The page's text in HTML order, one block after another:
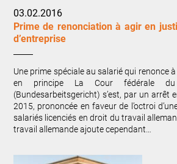
03.02.2016
Prime de renonciation à agir en
d’entreprise
Une prime spéciale au salarié qui renonce
en principe La Cour fédérale du
(Bundesarbeitsgericht) s’est, par un arrêt
2015, prononcée en faveur de l’octroi
salariés licenciés en droit du travail
travail allemande ajoute cependant…